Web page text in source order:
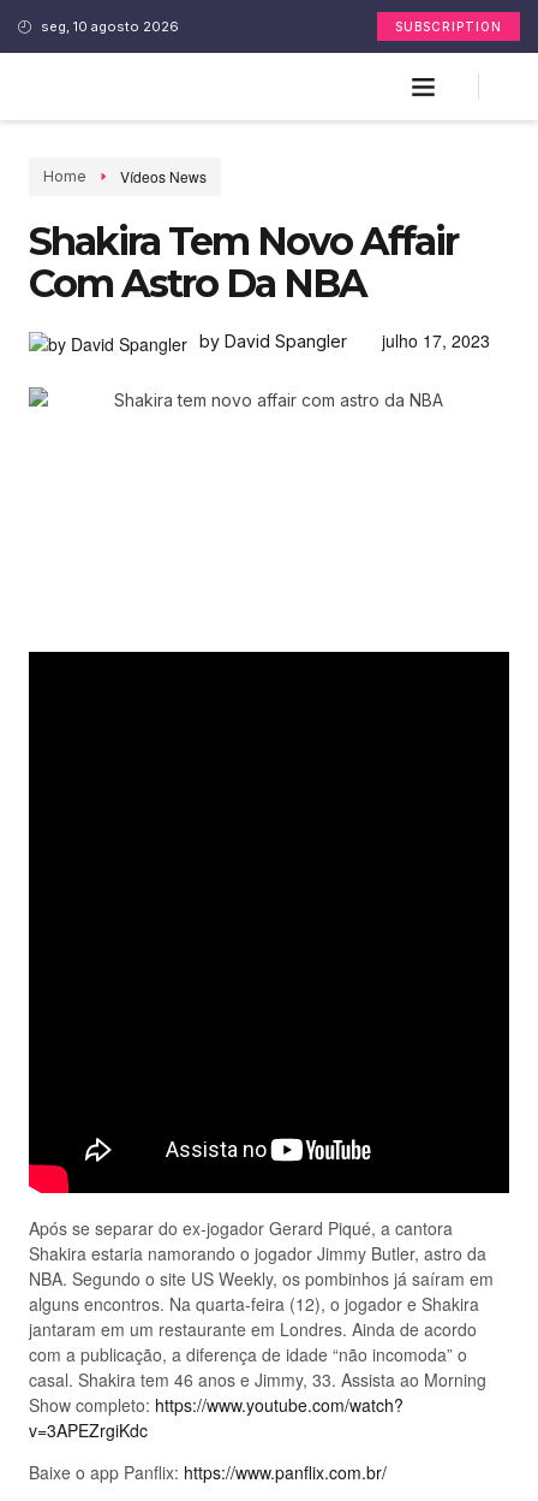
seg, 10 agosto 2026 SUBSCRIPTION
Home Vídeos News
Shakira Tem Novo Affair
Com Astro Da NBA
by David Spangler julho 17, 2023
Após se separar do ex-jogador Gerard Piqué, a cantora
Shakira estaria namorando o jogador Jimmy Butler, astro da
NBA. Segundo o site US Weekly, os pombinhos já saíram em
alguns encontros. Na quarta-feira (12), o jogador e Shakira
jantaram em um restaurante em Londres. Ainda de acordo
com a publicação, a diferença de idade “não incomoda” o
casal. Shakira tem 46 anos e Jimmy, 33. Assista ao Morning
Show completo: https://www.youtube.com/watch?
v=3APEZrgiKdc
Baixe o app Panflix: https://www.panflix.com.br/